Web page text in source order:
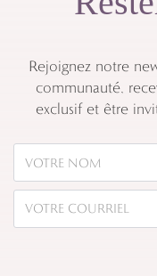
Rejoignez notre
communauté,
exclusif et être